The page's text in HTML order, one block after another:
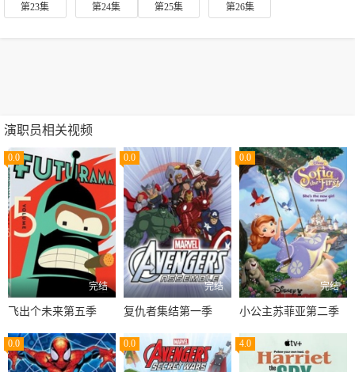
第23集 第24集 第25集 第26集
演职员相关视频
0.0
完结
飞出个未来第五季
0.0
完结
复仇者集结第一季
0.0
完结
小公主苏菲亚第二季
0.0 0.0 4.0